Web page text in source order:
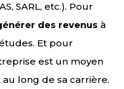
SARL, etc.). Pour
des revenus à
Et pour
est un moyen
long de sa carrière.